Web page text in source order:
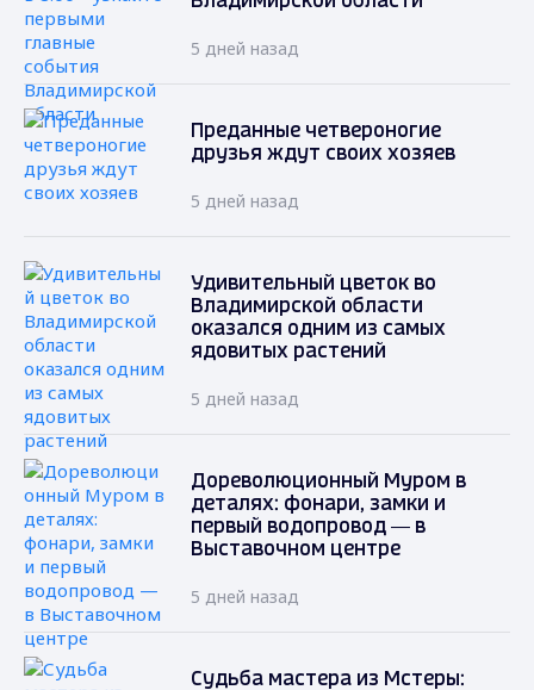
5 дней назад
Преданные четвероногие
друзья ждут своих хозяев
5 дней назад
Удивительный цветок во
Владимирской области
оказался одним из самых
ядовитых растений
5 дней назад
Дореволюционный Муром в
деталях: фонари, замки и
первый водопровод — в
Выставочном центре
5 дней назад
Судьба мастера из Мстеры: